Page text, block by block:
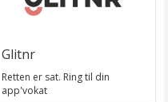
Glitnr
Retten er sat. Ring til din
app'vokat